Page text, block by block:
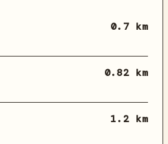
0.7 km
0.82 km
1.2 km